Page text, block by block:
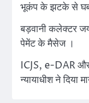
भूकंप के झटके से
बड़वानी कलेक्टर
पेमेंट के मैसेज ।
ICJS, e-DAR और
न्यायाधीश ने दिया